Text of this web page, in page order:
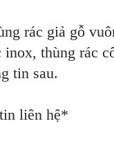
rác giả gỗ
inox, thùng rác
tin sau.
liên hệ*